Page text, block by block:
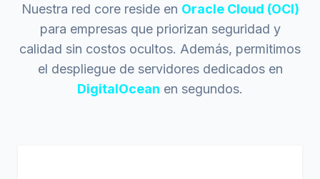
Nuestra red core reside en Oracle Cloud (OCI)
para empresas que priorizan seguridad y
calidad sin costos ocultos. Además, permitimos
el despliegue de servidores dedicados en
DigitalOcean en segundos.